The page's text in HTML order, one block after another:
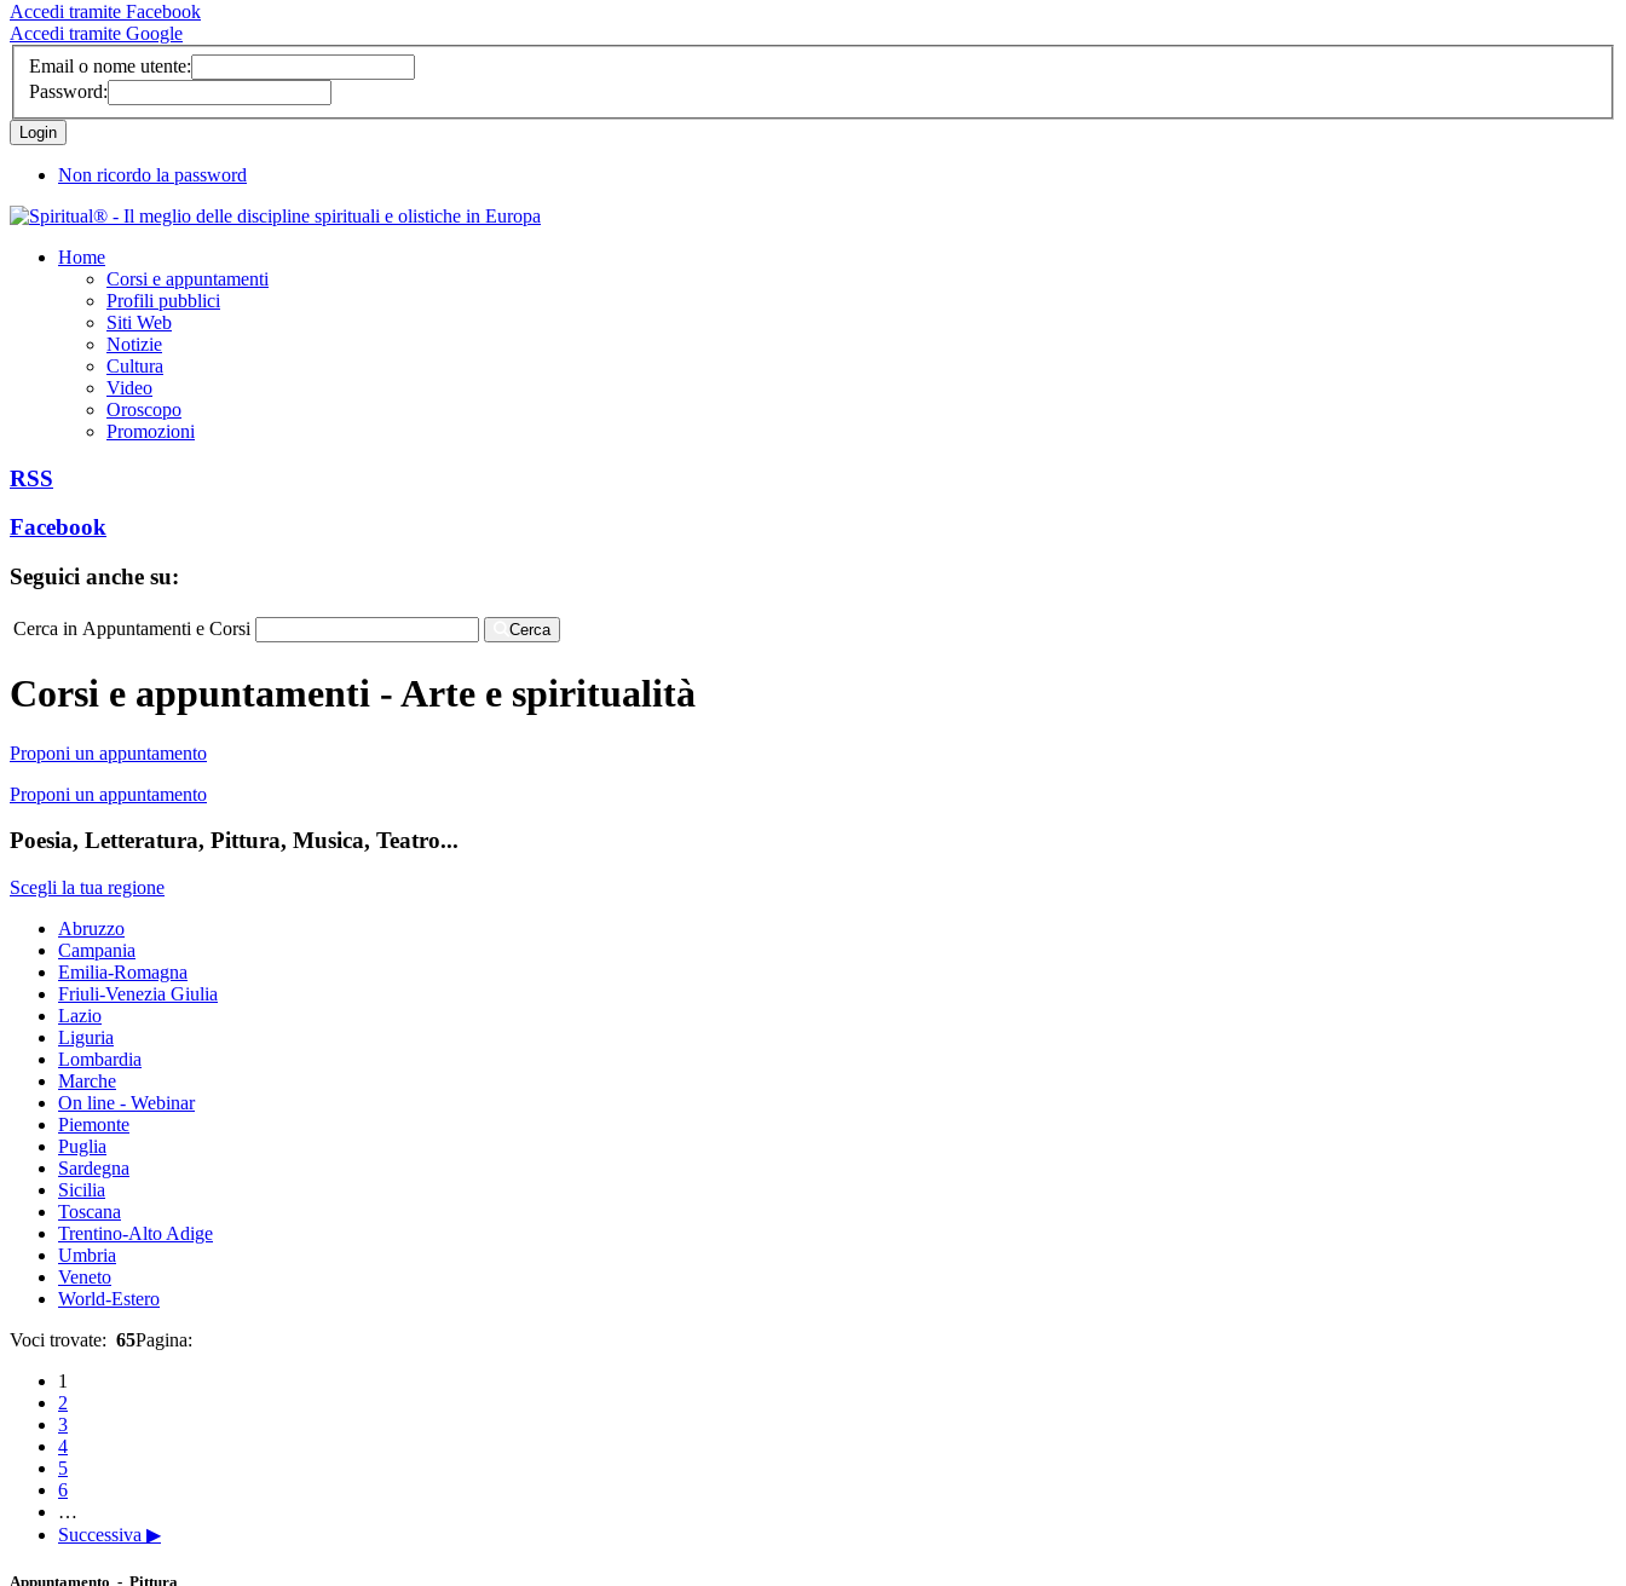
Accedi tramite Facebook
Accedi tramite Google
Email o nome utente:
Password:
Non ricordo la password
Home
Corsi e appuntamenti
Profili pubblici
Siti Web
Notizie
Cultura
Video
Oroscopo
Promozioni
RSS
Facebook
Seguici anche su:
Cerca in Appuntamenti e Corsi Cerca
Corsi e appuntamenti - Arte e spiritualità
Proponi un appuntamento
Proponi un appuntamento
Poesia, Letteratura, Pittura, Musica, Teatro...
Scegli la tua regione
Abruzzo
Campania
Emilia-Romagna
Friuli-Venezia Giulia
Lazio
Liguria
Lombardia
Marche
On line - Webinar
Piemonte
Puglia
Sardegna
Sicilia
Toscana
Trentino-Alto Adige
Umbria
Veneto
World-Estero
Voci trovate: 65Pagina:
1
2
3
4
5
6
…
Successiva ▶
Appuntamento - Pittura